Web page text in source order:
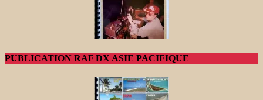
PUBLICATION RAF DX ASIE PACIFIQUE